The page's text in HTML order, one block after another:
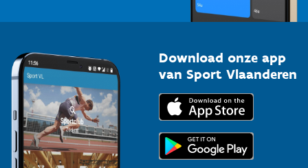
Download onze app
van Sport Vlaanderen